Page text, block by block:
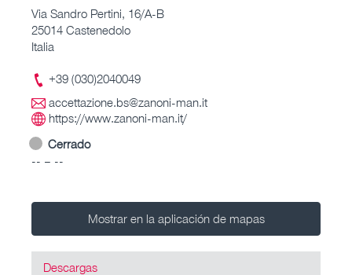
Via Sandro Pertini, 16/A-B
25014 Castenedolo
Italia
+39 (030)2040049
accettazione.bs@zanoni-man.it
https://www.zanoni-man.it/
Cerrado
-- – --
Mostrar en la aplicación de mapas
Descargas